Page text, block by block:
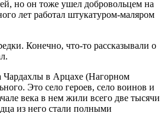
но он тоже ушел добровольцем на
лет работал штукатуром-маляром
Конечно, что-то рассказывали о
в Арцахе (Нагорном
Это село героев, село воинов и
века в нем жили всего две тысячи
из него стали полными